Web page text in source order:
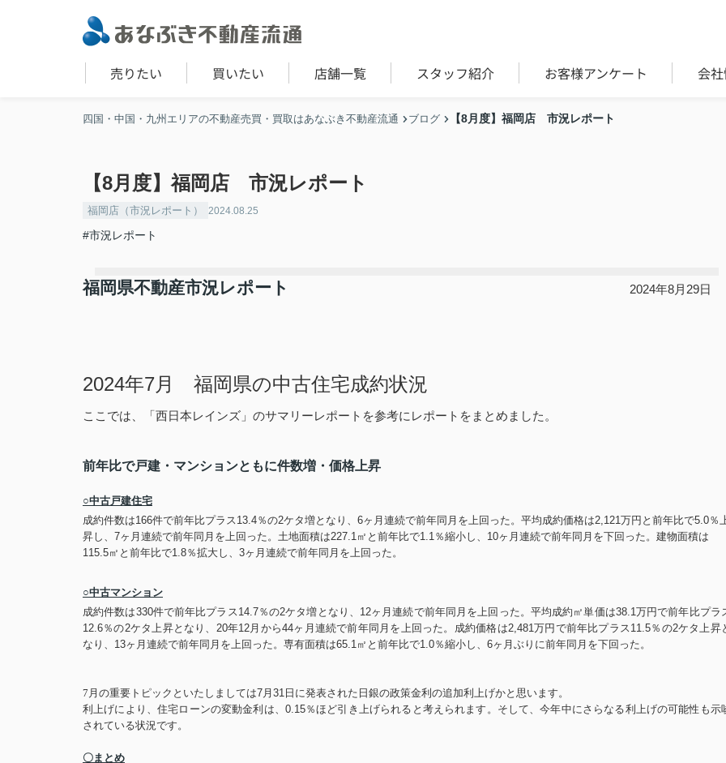
売りたい 買いたい 店舗一覧 スタッフ紹介 お客様アンケート 会
四国・中国・九州エリアの不動産売買・買取はあなぶき不動産流通 ブログ 【8月度】福岡店 市況レポート
【8月度】福岡店 市況レポート
福岡店（市況レポート） 2024.08.25
#市況レポート
福岡県不動産市況レポート 2024年8月29日
2024年7月 福岡県の中古住宅成約状況
ここでは、「西日本レインズ」のサマリーレポートを参考にレポートをまとめました。
前年比で戸建・マンションともに件数増・価格上昇
○中古戸建住宅
成約件数は166件で前年比プラス13.4％の2ケタ増となり、 6ヶ月連続で前年同月を上回った。平均成約価格は2,121万円と前年比で5.0％
昇し、 7ヶ月連続で前年同月を上回った。土地面積は227.1㎡と前年比で1.1％縮小し、 10ヶ月連続で前年同月を下回った。建物面積は
115.5㎡と前年比で1.8％拡大し、 3ヶ月連続で前年同月を上回った。
○中古マンション
成約件数は330件で前年比プラス 14.7％の2ケタ増となり、 12ヶ月連続で前年同月を上回った。平均成約㎡単価は38.1万円で前年比プラ
12.6％の2ケタ上昇となり、 20年12 月から44ヶ月連続で前年同月を上回った。成約価格は2,481万円で前年比プラス 11.5％の2ケタ上昇
なり、 13ヶ月連続で前年同月を上回った。専有面積は65.1 ㎡と前年比で1.0％縮小し、 6ヶ月ぶりに前年同月を下回った。
7 月の重要トピックといたしましては7 月 31 日に発表された日銀の政策金利の追加利上げかと思います。
利上げにより、住宅ローンの変動金利は、 0.15％ほど引き上げられると考えられます。そして、今年中にさらなる利上げの可能性も示
されている状況です。
〇まとめ